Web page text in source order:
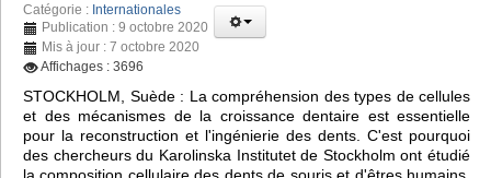
Catégorie : Internationales
Publication : 9 octobre 2020
Mis à jour : 7 octobre 2020
Affichages : 3696
STOCKHOLM, Suède : La compréhension des types de cellules
et des mécanismes de la croissance dentaire est essentielle
pour la reconstruction et l'ingénierie des dents. C'est pourquoi
des chercheurs du Karolinska Institutet de Stockholm ont étudié
la composition cellulaire des dents de souris et d'êtres humains,